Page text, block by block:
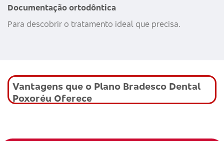
Documentação ortodôntica
Para descobrir o tratamento ideal que precisa.
Vantagens que o Plano Bradesco Dental
Poxoréu Oferece